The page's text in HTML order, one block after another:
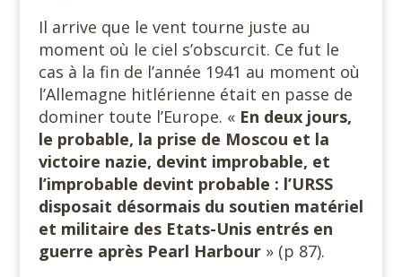
Il arrive que le vent tourne juste au
moment où le ciel s’obscurcit. Ce fut le
cas à la fin de l’année 1941 au moment où
l’Allemagne hitlérienne était en passe de
dominer toute l’Europe. « En deux jours,
le probable, la prise de Moscou et la
victoire nazie, devint improbable, et
l’improbable devint probable : l’URSS
disposait désormais du soutien matériel
et militaire des Etats-Unis entrés en
guerre après Pearl Harbour» (p 87).